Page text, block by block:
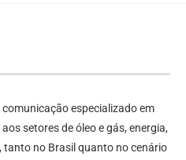
especializado em
setores de óleo e gás, energia,
tanto no Brasil quanto no cenário